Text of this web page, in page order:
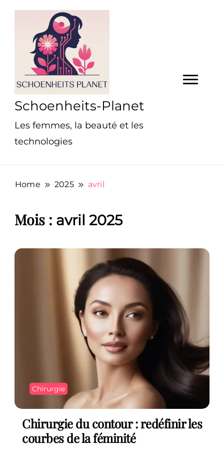
Schoenheits-Planet
Les femmes, la beauté et les
technologies
Home 2025 avril
Mois : avril 2025
Chirurgie
Chirurgie du contour : redéfinir les
courbes de la féminité